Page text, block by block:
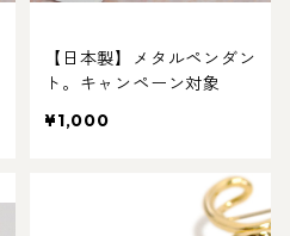
【日本製】メタルペンダン
ト。キャンペーン対象
¥1,000